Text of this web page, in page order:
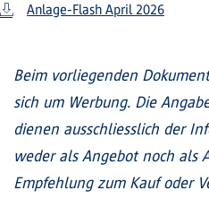
Anlage-Flash April 2026
Beim vorliegenden
sich um Werbung. Die
dienen ausschliesslich der
weder als Angebot noch als
Empfehlung zum Kauf oder